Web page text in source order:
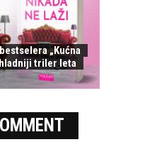
„Kućna
triler leta